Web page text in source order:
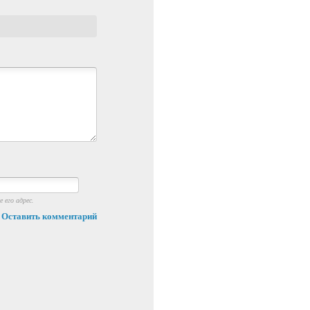
адрес.
Оставить комментарий